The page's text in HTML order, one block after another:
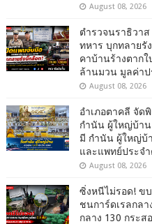
August 08, 2026
ตำรวจนราธิวา
ทหาร บุกทลายรั
คาบ้านร้างตากใ
ล้านมวน มูลค่า
August 08, 2026
อำเภอตาคลี จัด
กำนัน ผู้ใหญ่บ้าน
มี กำนัน ผู้ใหญ่บ้
และแพทย์ประจ
August 08, 2026
ซิ่งหนีไม่รอด! ข
ชนการ์ดเรลกล
กลาง 130 กระส